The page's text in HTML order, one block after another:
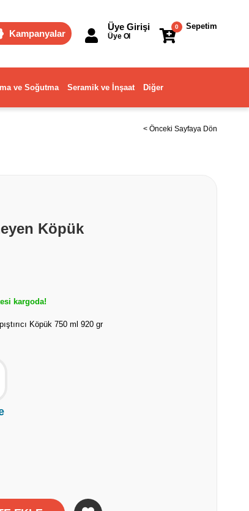
Kampanyalar
Sepetim
0
Üye Girişi
Üye Ol
ve Soğutma Seramik ve İnşaat Diğer
< Önceki Sayfaya Dön
Köpük
kargoda!
Köpük 750 ml 920 gr